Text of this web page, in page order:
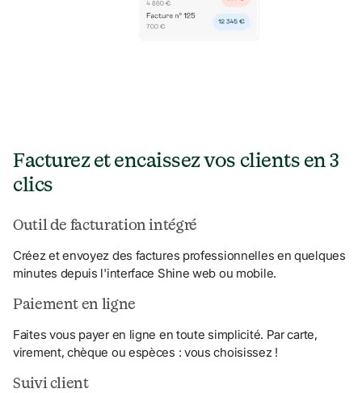
Facturez et encaissez vos clients en 3
clics
Outil de facturation intégré
Créez et envoyez des factures professionnelles en quelques
minutes depuis l'interface Shine web ou mobile.
Paiement en ligne
Faites vous payer en ligne en toute simplicité. Par carte,
virement, chèque ou espèces : vous choisissez !
Suivi client